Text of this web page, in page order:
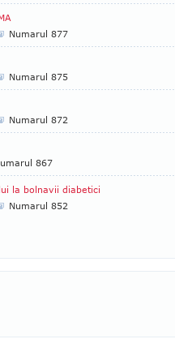
Numarul 877
Numarul 875
Numarul 872
867
la bolnavii diabetici
Numarul 852